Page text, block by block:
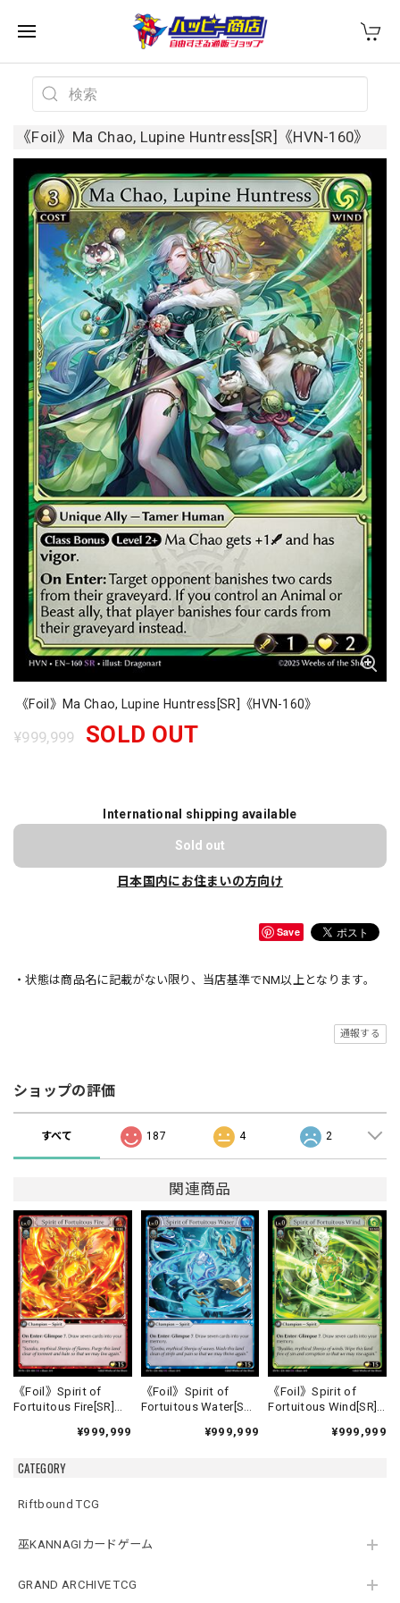
CATEGORY
Riftbound TCG
巫KANNAGIカードゲーム
GRAND ARCHIVE TCG
《Foil》Ma Chao, Lupine Huntress[SR]《HVN-160》
《Foil》Ma Chao, Lupine Huntress[SR]《HVN-160》
¥999,999 SOLD OUT
International shipping available
Sold out
日本国内にお住まいの方向け
Save
・状態は商品名に記載がない限り、当店基準でNM以上となります。
通報する
ショップの評価
すべて 187 4 2
関連商品
《Foil》Spirit of
Fortuitous Fire[SR]
¥999,999
《Foil》Spirit of
Fortuitous Water[SR]
¥999,999
《Foil》Spirit of
Fortuitous Wind[SR]
¥999,999